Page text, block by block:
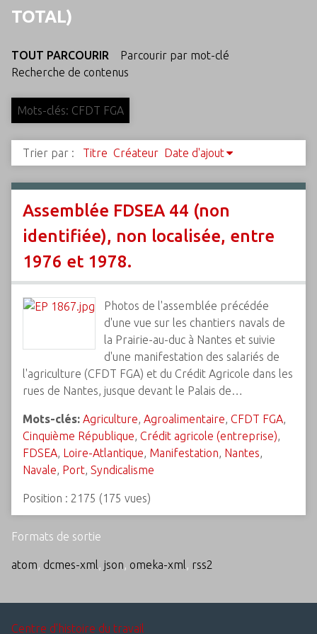
TOTAL)
TOUT PARCOURIR
Parcourir par mot-clé
Recherche de contenus
Mots-clés: CFDT FGA
Trier par : Titre Créateur Date d'ajout
Assemblée FDSEA 44 (non
identifiée), non localisée, entre
1976 et 1978.
Photos de l'assemblée précédée
d'une vue sur les chantiers navals de
la Prairie-au-duc à Nantes et suivie
d'une manifestation des salariés de
l'agriculture (CFDT FGA) et du Crédit Agricole dans les
rues de Nantes, jusque devant le Palais de…
Mots-clés: Agriculture, Agroalimentaire, CFDT FGA,
Cinquième République, Crédit agricole (entreprise),
FDSEA, Loire-Atlantique, Manifestation, Nantes,
Navale, Port, Syndicalisme
Position : 2175 (175 vues)
Formats de sortie
atom, dcmes-xml, json, omeka-xml, rss2
Centre d'histoire du travail